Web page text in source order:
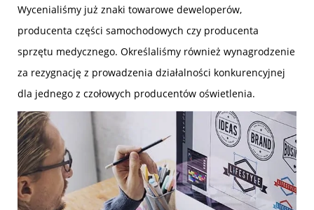
Wycenialiśmy już znaki towarowe deweloperów,
producenta części samochodowych czy producenta
sprzętu medycznego. Określaliśmy również wynagrodzenie
za rezygnację z prowadzenia działalności konkurencyjnej
dla jednego z czołowych producentów oświetlenia.